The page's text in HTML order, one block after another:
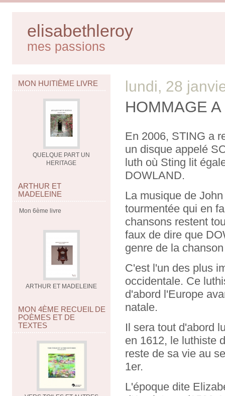
elisabethleroy
mes passions
MON HUITIÈME LIVRE
QUELQUE PART UN
HERITAGE
ARTHUR ET
MADELEINE
Mon 6ème livre
ARTHUR ET MADELEINE
MON 4ÈME RECUEIL DE
POÈMES ET DE
TEXTES
lundi, 28
HOMMAGE
En 2006, STING a
un disque appelé
luth où Sting lit
DOWLAND.
La musique de
tourmentée qui en
chansons restent
faux de dire que
genre de la
C'est l'un des plus
occidentale. Ce
d'abord l'Europe
natale.
Il sera tout d'abord
en 1612, le luthiste
reste de sa vie au
1er.
L'époque dite